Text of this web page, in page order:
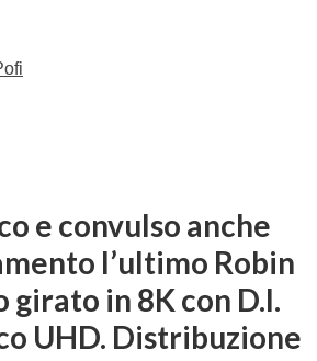
e convulso anche
l’ultimo Robin
girato in 8K con D.I.
UHD. Distribuzione